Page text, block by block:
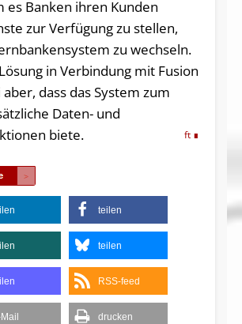
es Banken ihren Kunden
zur Verfügung zu stellen,
zu wechseln.
in Verbindung mit Fusion
aber, dass das System zum
Daten- und
biete.
ft
teilen
teilen
RSS-feed
drucken